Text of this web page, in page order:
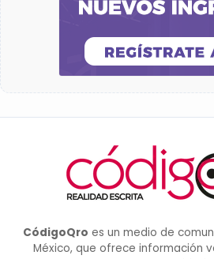
CódigoQro es un medio de
México, que ofrece información